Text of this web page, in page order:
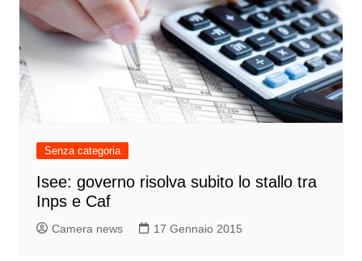
Senza categoria
Isee: governo risolva subito lo stallo tra
Inps e Caf
Camera news 17 Gennaio 2015